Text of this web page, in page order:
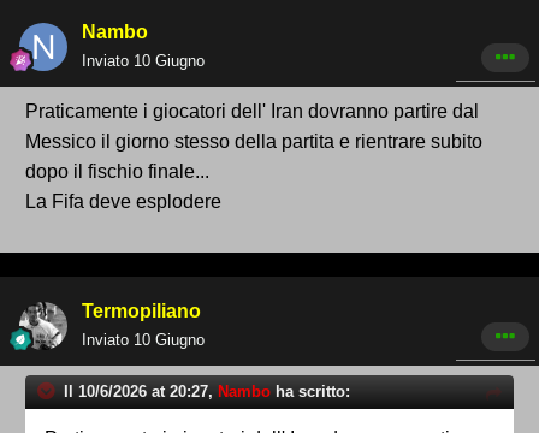
Nambo
Inviato 10 Giugno
Praticamente i giocatori dell' Iran dovranno partire dal
Messico il giorno stesso della partita e rientrare subito
dopo il fischio finale...
La Fifa deve esplodere
Termopiliano
Inviato 10 Giugno
Il 10/6/2026 at 20:27, Nambo ha scritto: